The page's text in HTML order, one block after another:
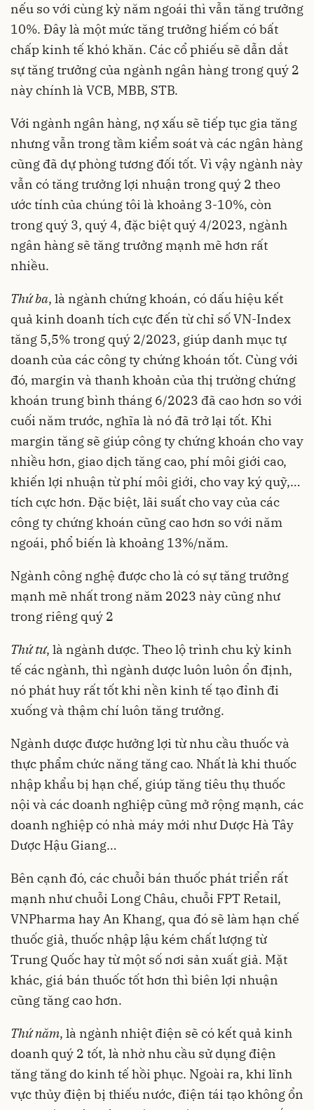
nếu so với cùng kỳ năm ngoái thì vẫn tăng trưởng
10%. Đây là một mức tăng trưởng hiếm có bất
chấp kinh tế khó khăn. Các cổ phiếu sẽ dẫn dắt
sự tăng trưởng của ngành ngân hàng trong quý 2
này chính là VCB, MBB, STB.
Với ngành ngân hàng, nợ xấu sẽ tiếp tục gia tăng
nhưng vẫn trong tầm kiểm soát và các ngân hàng
cũng đã dự phòng tương đối tốt. Vì vậy ngành này
vẫn có tăng trưởng lợi nhuận trong quý 2 theo
ước tính của chúng tôi là khoảng 3-10%, còn
trong quý 3, quý 4, đặc biệt quý 4/2023, ngành
ngân hàng sẽ tăng trưởng mạnh mẽ hơn rất
nhiều.
Thứ ba, là ngành chứng khoán, có dấu hiệu kết
quả kinh doanh tích cực đến từ chỉ số VN-Index
tăng 5,5% trong quý 2/2023, giúp danh mục tự
doanh của các công ty chứng khoán tốt. Cùng với
đó, margin và thanh khoản của thị trường chứng
khoán trung bình tháng 6/2023 đã cao hơn so với
cuối năm trước, nghĩa là nó đã trở lại tốt. Khi
margin tăng sẽ giúp công ty chứng khoán cho vay
nhiều hơn, giao dịch tăng cao, phí môi giới cao,
khiến lợi nhuận từ phí môi giới, cho vay ký quỹ,…
tích cực hơn. Đặc biệt, lãi suất cho vay của các
công ty chứng khoán cũng cao hơn so với năm
ngoái, phổ biến là khoảng 13%/năm.
Ngành công nghệ được cho là có sự tăng trưởng
mạnh mẽ nhất trong năm 2023 này cũng như
trong riêng quý 2
Thứ tư, là ngành dược. Theo lộ trình chu kỳ kinh
tế các ngành, thì ngành dược luôn luôn ổn định,
nó phát huy rất tốt khi nền kinh tế tạo đỉnh đi
xuống và thậm chí luôn tăng trưởng.
Ngành dược được hưởng lợi từ nhu cầu thuốc và
thực phẩm chức năng tăng cao. Nhất là khi thuốc
nhập khẩu bị hạn chế, giúp tăng tiêu thụ thuốc
nội và các doanh nghiệp cũng mở rộng mạnh, các
doanh nghiệp có nhà máy mới như Dược Hà Tây
Dược Hậu Giang…
Bên cạnh đó, các chuỗi bán thuốc phát triển rất
mạnh như chuỗi Long Châu, chuỗi FPT Retail,
VNPharma hay An Khang, qua đó sẽ làm hạn chế
thuốc giả, thuốc nhập lậu kém chất lượng từ
Trung Quốc hay từ một số nơi sản xuất giả. Mặt
khác, giá bán thuốc tốt hơn thì biên lợi nhuận
cũng tăng cao hơn.
Thứ năm, là ngành nhiệt điện sẽ có kết quả kinh
doanh quý 2 tốt, là nhờ nhu cầu sử dụng điện
tăng tăng do kinh tế hồi phục. Ngoài ra, khi lĩnh
vực thủy điện bị thiếu nước, điện tái tạo không ổn